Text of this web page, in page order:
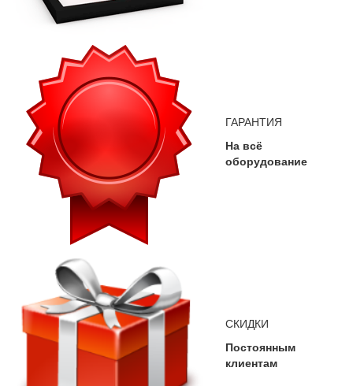
ГАРАНТИЯ
На всё
оборудование
СКИДКИ
Постоянным
клиентам